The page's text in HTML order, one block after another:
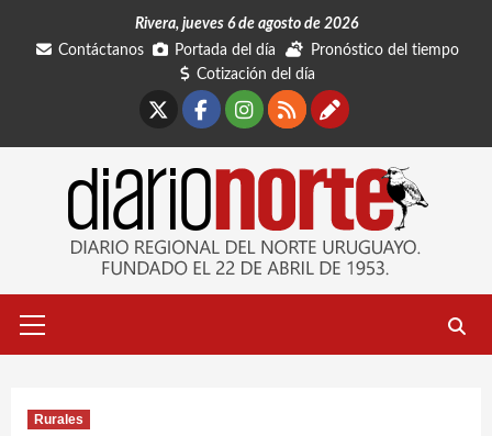
Rivera, jueves 6 de agosto de 2026
Contáctanos
Portada del día
Pronóstico del tiempo
Cotización del día
Facebook
Instagram
RSSContáctanos
primario
Rurales